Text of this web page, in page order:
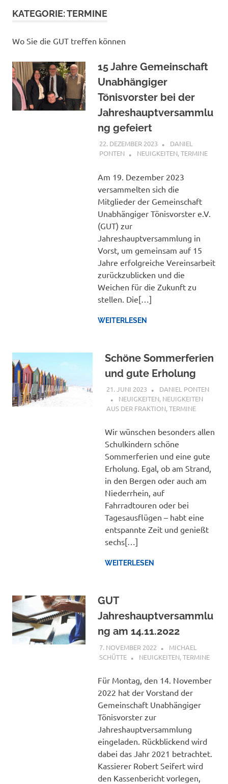
KATEGORIE:TERMINE
Wo Sie die GUT treffen können
15 Jahre Gemeinschaft
Unabhängiger
Tönisvorster bei der
Jahreshauptversammlu
ng gefeiert
22. DEZEMBER 2023
DANIEL
PONTEN
NEUIGKEITEN,TERMINE
Am 19. Dezember 2023
versammelten sich die
Mitglieder der Gemeinschaft
Unabhängiger Tönisvorster e.V.
(GUT) zur
Jahreshauptversammlung in
Vorst, um gemeinsam auf 15
Jahre erfolgreiche Vereinsarbeit
zurückzublicken und die
Weichen für die Zukunft zu
stellen. Die[…]
WEITERLESEN
Schöne Sommerferien
und gute Erholung
21. JUNI 2023
DANIEL PONTEN
NEUIGKEITEN, NEUIGKEITEN
AUS DER FRAKTION,TERMINE
Wir wünschen besonders allen
Schulkindern schöne
Sommerferien und eine gute
Erholung. Egal, ob am Strand,
in den Bergen oder auch am
Niederrhein, auf
Fahrradtouren oder bei
Tagesausflügen – habt eine
entspannte Zeit und genießt
sechs[…]
WEITERLESEN
GUT
Jahreshauptversammlu
ng am 14.11.2022
7. NOVEMBER 2022
MICHAEL
SCHÜTTE
NEUIGKEITEN,TERMINE
Für Montag, den 14. November
2022 hat der Vorstand der
Gemeinschaft Unabhängiger
Tönisvorster zur
Jahreshauptversammlung
eingeladen. Rückblickend wird
dabei das Jahr 2021 betrachtet.
Kassierer Robert Seifert wird
den Kassenbericht vorlegen,